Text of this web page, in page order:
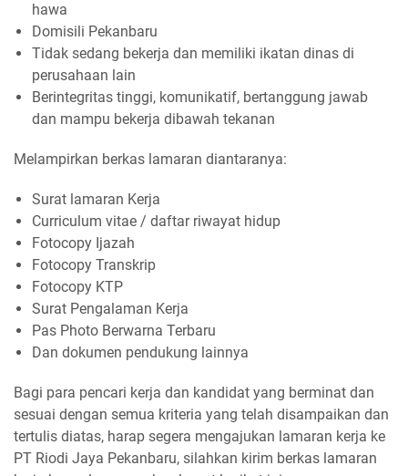
hawa
Domisili Pekanbaru
Tidak sedang bekerja dan memiliki ikatan dinas di
perusahaan lain
Berintegritas tinggi, komunikatif, bertanggung jawab
dan mampu bekerja dibawah tekanan
Melampirkan berkas lamaran diantaranya:
Surat lamaran Kerja
Curriculum vitae / daftar riwayat hidup
Fotocopy Ijazah
Fotocopy Transkrip
Fotocopy KTP
Surat Pengalaman Kerja
Pas Photo Berwarna Terbaru
Dan dokumen pendukung lainnya
Bagi para pencari kerja dan kandidat yang berminat dan
sesuai dengan semua kriteria yang telah disampaikan dan
tertulis diatas, harap segera mengajukan lamaran kerja ke
PT Riodi Jaya Pekanbaru, silahkan kirim berkas lamaran